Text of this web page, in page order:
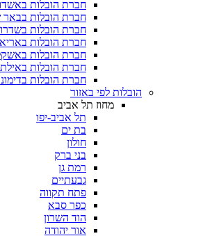
חברת הובלות
חברת הובלות
חברת הובלות
חברת הובלות
חברת הובלות
חברת הובלות באילת
חברת הובלות
הובלות לפי באזור
מחוז תל אביב
תל אביב-יפו
בת ים
חולון
בני ברק
רמת גן
גבעתיים
פתח תקווה
כפר סבא
הוד השרון
אור יהודה